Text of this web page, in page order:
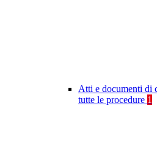
Atti e documenti di
tutte le procedure 1